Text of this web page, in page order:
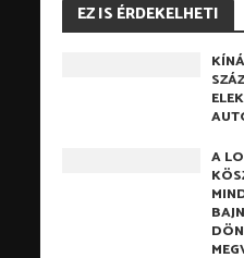
EZ IS ÉRDEKELHETI
A